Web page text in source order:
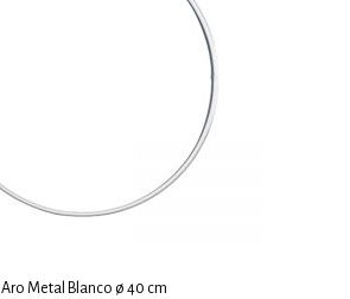
Aro Metal Blanco ø 40 cm